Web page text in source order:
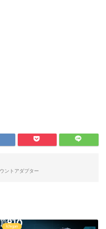
ントアダプター
Ichigan